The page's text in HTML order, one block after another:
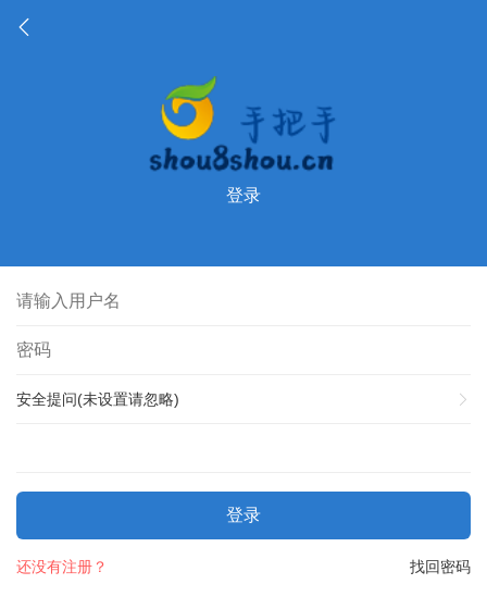
登录
安全提问(未设置请忽略)
登录
找回密码
还没有注册？